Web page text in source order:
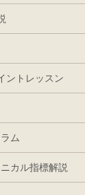
ントレッスン
ム
カル指標解説